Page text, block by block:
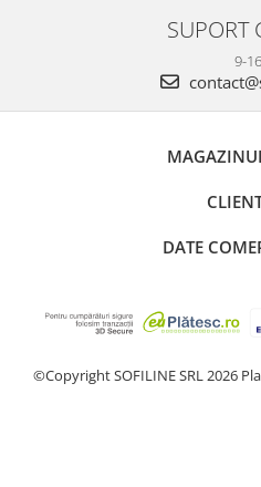
SUPORT
9-16
DATE
©Copyright SOFILINE SRL 2026